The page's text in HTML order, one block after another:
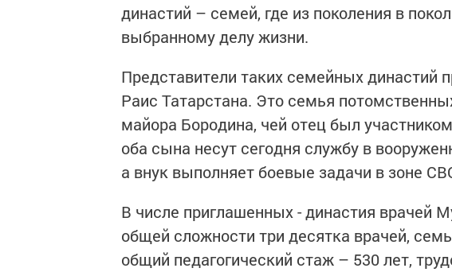
династий – семей, где из поколения в
выбранному делу жизни.
Представители таких семейных династий
Раис Татарстана. Это семья
майора Бородина, чей отец был
оба сына несут сегодня службу в
а внук выполняет боевые задачи в зоне
В числе приглашенных - династия врачей
общей сложности три десятка врачей,
общий педагогический стаж – 530 лет,